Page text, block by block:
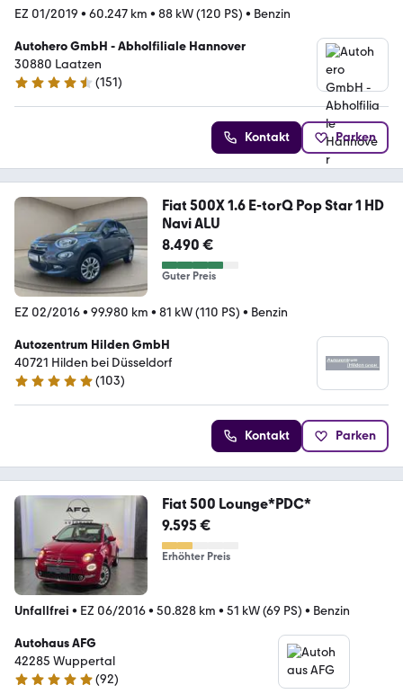
EZ 01/2019 • 60.247 km • 88 kW (120 PS) • Benzin
Autohero GmbH - Abholfiliale Hannover
30880 Laatzen
4.7 Sterne
(151)
Kontakt Parken
Fiat 500X 1.6 E-torQ Pop Star 1 HD
Navi ALU
8.490 €
Guter Preis
EZ 02/2016• 99.980 km • 81 kW (110 PS) • Benzin
Autozentrum Hilden GmbH
40721 Hilden bei Düsseldorf
5 Sterne
(103)
Kontakt Parken
Fiat 500 Lounge*PDC*
9.595 €
Erhöhter Preis
Unfallfrei • EZ 06/2016• 50.828 km • 51 kW (69 PS) • Benzin
Autohaus AFG
42285 Wuppertal
5 Sterne
(92)